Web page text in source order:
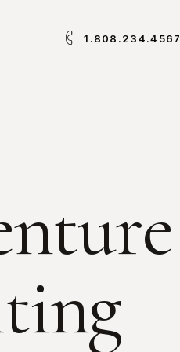
1.808.234.4567